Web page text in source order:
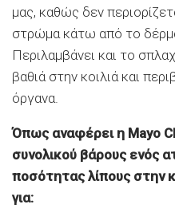
μας, καθώς δεν
στρώμα κάτω από το
Περιλαμβάνει και το
βαθιά στην κοιλιά και
όργανα.
Όπως αναφέρει η Mayo
συνολικού βάρους ενός
ποσότητας λίπους στην
για: